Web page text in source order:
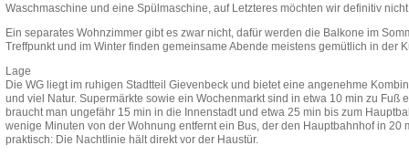
Waschmaschine und eine Spülmaschine, auf Letzteres möchten wir definitiv
Ein separates Wohnzimmer gibt es zwar nicht, dafür werden die Balkone im
Treffpunkt und im Winter finden gemeinsame Abende meistens gemütlich in der
Lage
Die WG liegt im ruhigen Stadtteil Gievenbeck und bietet eine angenehme
und viel Natur. Supermärkte sowie ein Wochenmarkt sind in etwa 10 min zu Fuß
braucht man ungefähr 15 min in die Innenstadt und etwa 25 min bis zum
wenige Minuten von der Wohnung entfernt ein Bus, der den Hauptbahnhof in 20
praktisch: Die Nachtlinie hält direkt vor der Haustür.